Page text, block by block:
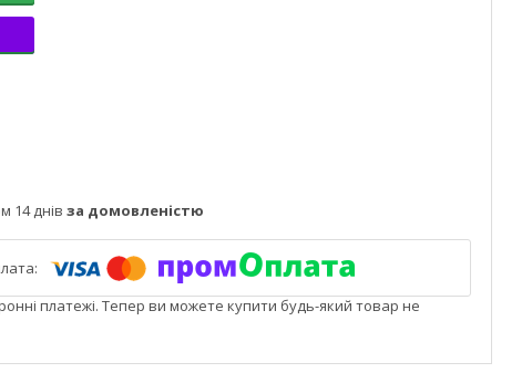
14 днів за домовленістю
платежі. Тепер ви можете купити будь-який товар не